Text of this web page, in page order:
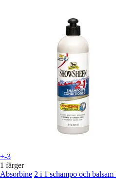
+-3
1 färger
Absorbine 2 i 1 schampo och